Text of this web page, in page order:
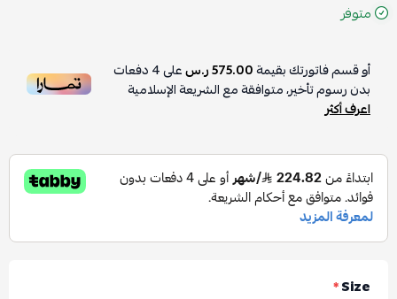
متوفر
أو قسم فاتورتك بقيمة575.00 ر.س على4دفعات
بدون رسوم تأخير، متوافقة مع الشريعة الإسلامية
اعرف أكثر
Size
*